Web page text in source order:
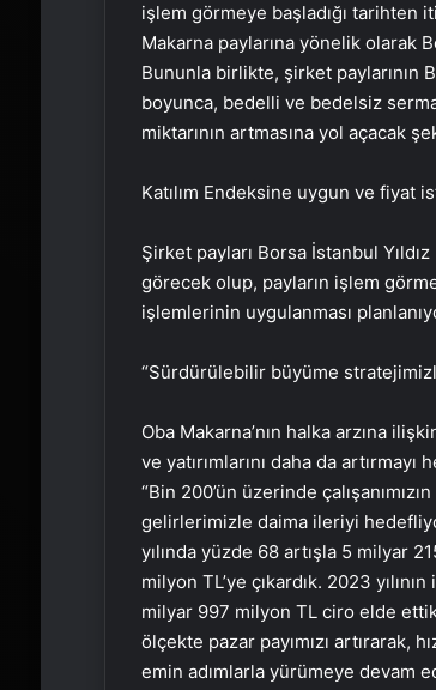
işlem görmeye başladığı tarihten
Makarna paylarına yönelik olarak
Bununla birlikte, şirket paylarının
boyunca, bedelli ve bedelsiz
miktarının artmasına yol açacak
Katılım Endeksine uygun ve fiyat
Şirket payları Borsa İstanbul
görecek olup, payların işlem
işlemlerinin uygulanması
“Sürdürülebilir büyüme
Oba Makarna’nın halka arzına
ve yatırımlarını daha da
“Bin 200’ün üzerinde
gelirlerimizle daima ileriyi
yılında yüzde 68 artışla 5 milyar
milyon TL’ye çıkardık. 2023
milyar 997 milyon TL ciro elde
ölçekte pazar payımızı artırarak,
emin adımlarla yürümeye devam